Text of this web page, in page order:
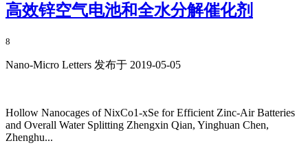
高效锌空气电池和全水分解催化剂
8
Nano-Micro Letters 发布于 2019-05-05
Hollow Nanocages of NixCo1-xSe for Efficient Zinc-Air Batteries
and Overall Water Splitting Zhengxin Qian, Yinghuan Chen,
Zhenghu...